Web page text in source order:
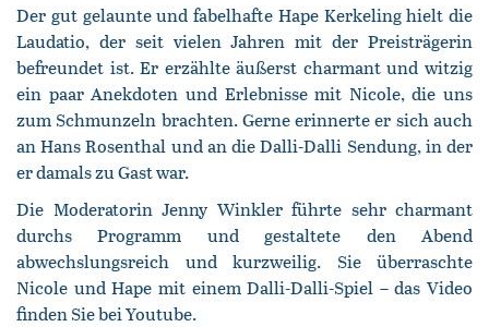
Der gut gelaunte und fabelhafte Hape Kerkeling hielt die
Laudatio, der seit vielen Jahren mit der Preisträgerin
befreundet ist. Er erzählte äußerst charmant und witzig
ein paar Anekdoten und Erlebnisse mit Nicole, die uns
zum Schmunzeln brachten. Gerne erinnerte er sich auch
an Hans Rosenthal und an die Dalli-Dalli Sendung, in der
er damals zu Gast war.
Die Moderatorin Jenny Winkler führte sehr charmant
durchs Programm und gestaltete den Abend
abwechslungsreich und kurzweilig. Sie überraschte
Nicole und Hape mit einem Dalli-Dalli-Spiel – das Video
finden Sie bei Youtube.